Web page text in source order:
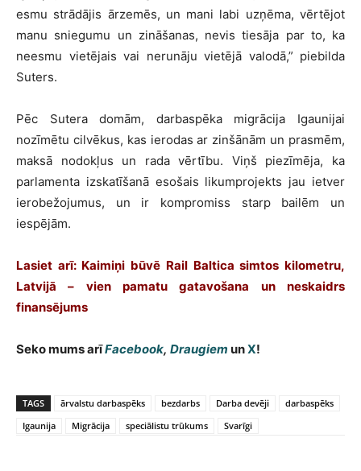
esmu strādājis ārzemēs, un mani labi uzņēma, vērtējot
manu sniegumu un zināšanas, nevis tiesāja par to, ka
neesmu vietējais vai nerunāju vietējā valodā,” piebilda
Suters.
Pēc Sutera domām, darbaspēka migrācija Igaunijai
nozīmētu cilvēkus, kas ierodas ar zinšānām un prasmēm,
maksā nodokļus un rada vērtību. Viņš piezīmēja, ka
parlamenta izskatīšanā esošais likumprojekts jau ietver
ierobežojumus, un ir kompromiss starp bailēm un
iespējām.
Lasiet arī: Kaimiņi būvē Rail Baltica simtos kilometru,
Latvijā – vien pamatu gatavošana un neskaidrs
finansējums
Seko mums arīFacebook, Draugiem unX!
TAGS ārvalstu darbaspēks bezdarbs Darba devēji
darbaspēks
Igaunija
Migrācija speciālistu trūkums Svarīgi